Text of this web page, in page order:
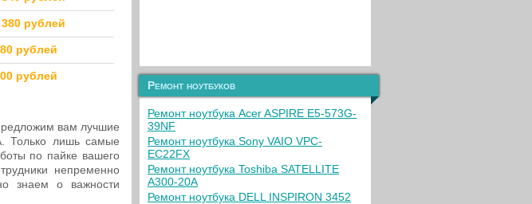
рублей
рублей
рублей
вам лучшие
Только лишь самые
по пайке вашего
непременно
знаем о важности
Ремонт ноутбуков
Ремонт ноутбука Acer ASPIRE E5-573G-
39NF
Ремонт ноутбука Sony VAIO VPC-
EC22FX
Ремонт ноутбука Toshiba SATELLITE
A300-20A
Ремонт ноутбука DELL INSPIRON 3452